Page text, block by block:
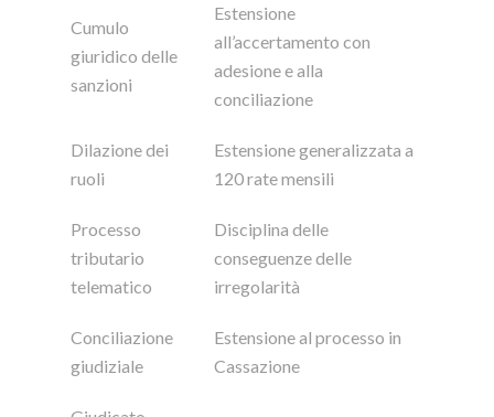
Cumulo
giuridico delle
sanzioni
Estensione
all’accertamento con
adesione e alla
conciliazione
Dilazione dei
ruoli
Estensione generalizzata a
120 rate mensili
Processo
tributario
telematico
Disciplina delle
conseguenze delle
irregolarità
Conciliazione
giudiziale
Estensione al processo in
Cassazione